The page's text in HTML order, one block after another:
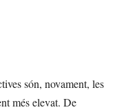
són, novament, les
més elevat. De